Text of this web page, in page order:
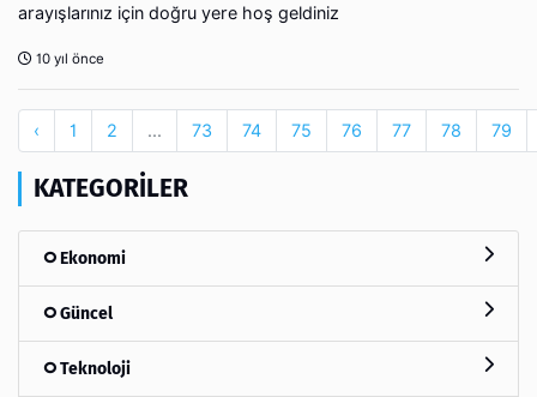
arayışlarınız için doğru yere hoş geldiniz
10 yıl önce
‹ 1 2 ... 73 74 75 76 77 78 79
KATEGORILER
Ekonomi
Güncel
Teknoloji